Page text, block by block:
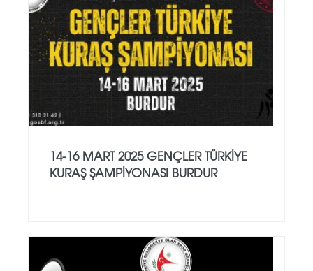
14-16 MART 2025 GENÇLER TÜRKİYE
KURAŞ ŞAMPİYONASI BURDUR